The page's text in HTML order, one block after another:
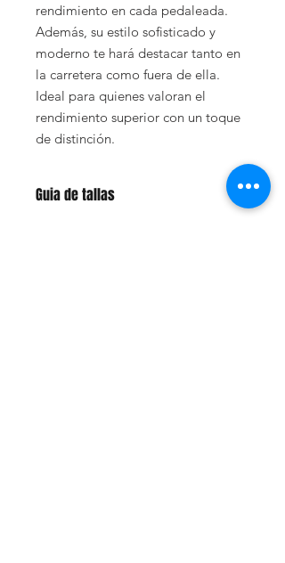
rendimiento en cada pedaleada.
Además, su estilo sofisticado y
moderno te hará destacar tanto en
la carretera como fuera de ella.
Ideal para quienes valoran el
rendimiento superior con un toque
de distinción.
Guia de tallas